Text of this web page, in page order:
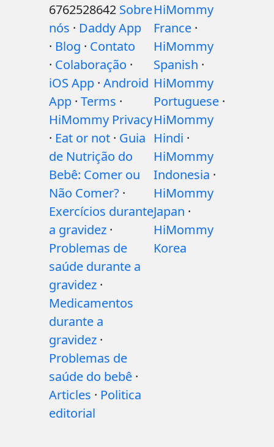
6762528642 Sobre
nós · Daddy App
· Blog · Contato
· Colaboração ·
iOS App · Android
App · Terms ·
HiMommy Privacy
· Eat or not · Guia
de Nutrição do
Bebê: Comer ou
Não Comer? ·
Exercícios durante
a gravidez ·
Problemas de
saúde durante a
gravidez ·
Medicamentos
durante a
gravidez ·
Problemas de
saúde do bebê ·
Articles · Politica
editorial
HiMommy
France ·
HiMommy
Spanish ·
HiMommy
Portuguese ·
HiMommy
Hindi ·
HiMommy
Indonesia ·
HiMommy
Japan ·
HiMommy
Korea
Download For Free Now!